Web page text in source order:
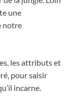
une
notre
les attributs et
pour saisir
incarne.